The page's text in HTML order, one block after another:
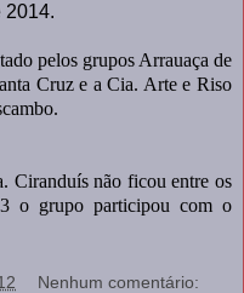
2014.
pelos grupos Arrauaça de
Cruz e a Cia. Arte e Riso
Ciranduís não ficou entre os
o grupo participou com o
Nenhum comentário: